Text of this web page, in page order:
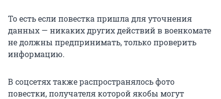
То есть если повестка пришла для уточнения
данных — никаких других действий в военкомате
не должны предпринимать, только проверить
информацию.
В соцсетях также распространялось фото
повестки, получателя которой якобы могут